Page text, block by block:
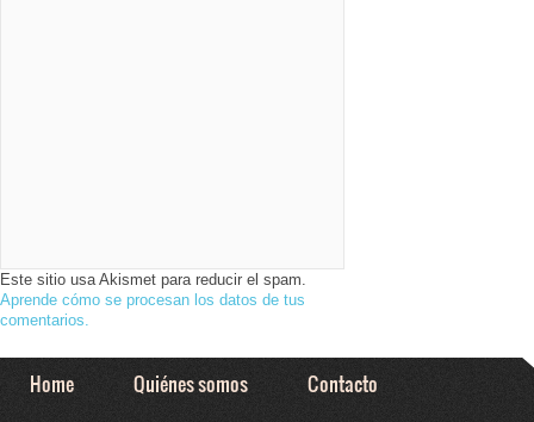
Este sitio usa Akismet para reducir el spam.
Aprende cómo se procesan los datos de tus
comentarios.
Home Quiénes somos
Contacto